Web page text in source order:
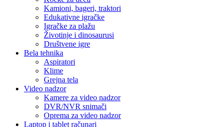
Kamioni, bageri, traktori
Edukativne igračke
Igračke za plažu
Životinje i dinosaurusi
Društvene igre
Bela tehnika
Aspiratori
Klime
Grejna tela
Video nadzor
Kamere za video nadzor
DVR/NVR snimači
Oprema za video nadzor
Laptop i tablet računari